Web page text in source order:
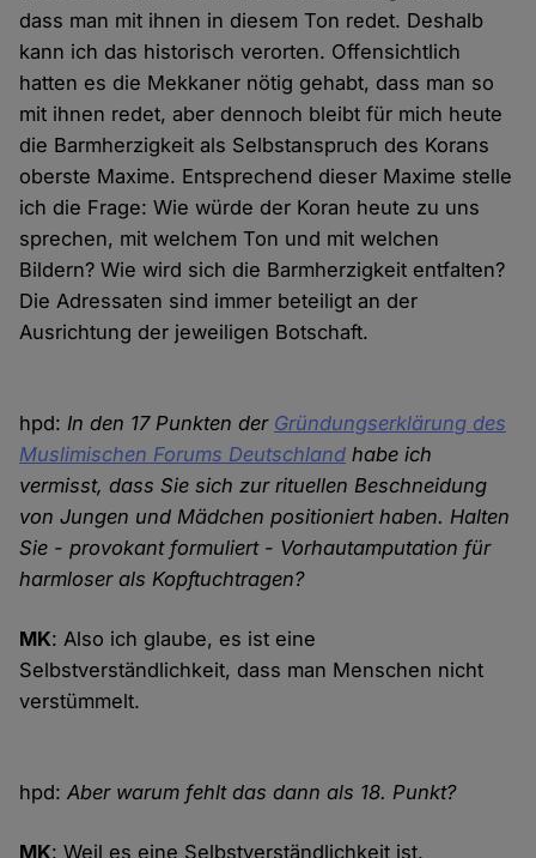
dass man mit ihnen in diesem Ton redet. Deshalb
kann ich das historisch verorten. Offensichtlich
hatten es die Mekkaner nötig gehabt, dass man so
mit ihnen redet, aber dennoch bleibt für mich heute
die Barmherzigkeit als Selbstanspruch des Korans
oberste Maxime. Entsprechend dieser Maxime stelle
ich die Frage: Wie würde der Koran heute zu uns
sprechen, mit welchem Ton und mit welchen
Bildern? Wie wird sich die Barmherzigkeit entfalten?
Die Adressaten sind immer beteiligt an der
Ausrichtung der jeweiligen Botschaft.
hpd:In den 17 Punkten der Gründungserklärung des
Muslimischen Forums Deutschland habe ich
vermisst, dass Sie sich zur rituellen Beschneidung
von Jungen und Mädchen positioniert haben. Halten
Sie - provokant formuliert - Vorhautamputation für
harmloser als Kopftuchtragen?
MK: Also ich glaube, es ist eine
Selbstverständlichkeit, dass man Menschen nicht
verstümmelt.
hpd:Aber warum fehlt das dann als 18. Punkt?
MK: Weil es eine Selbstverständlichkeit ist.